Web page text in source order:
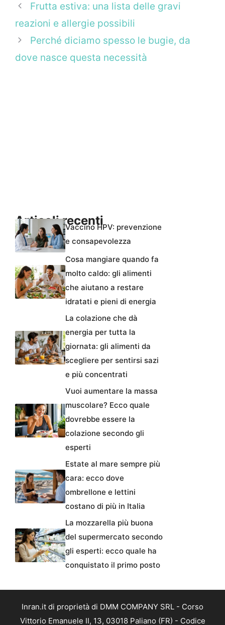
Frutta estiva: una lista delle gravi
reazioni e allergie possibili
Perché diciamo spesso le bugie, da
dove nasce questa necessità
Articoli recentiVaccino HPV: prevenzione
e consapevolezza
Cosa mangiare quando fa
molto caldo: gli alimenti
che aiutano a restare
idratati e pieni di energia
La colazione che dà
energia per tutta la
giornata: gli alimenti da
scegliere per sentirsi sazi
e più concentrati
Vuoi aumentare la massa
muscolare? Ecco quale
dovrebbe essere la
colazione secondo gli
esperti
Estate al mare sempre più
cara: ecco dove
ombrellone e lettini
costano di più in Italia
La mozzarella più buona
del supermercato secondo
gli esperti: ecco quale ha
conquistato il primo posto
Inran.it di proprietà di DMM COMPANY SRL - Corso
Vittorio Emanuele II, 13, 03018 Paliano (FR) - Codice